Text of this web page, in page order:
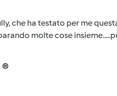
che ha testato per me
molte cose